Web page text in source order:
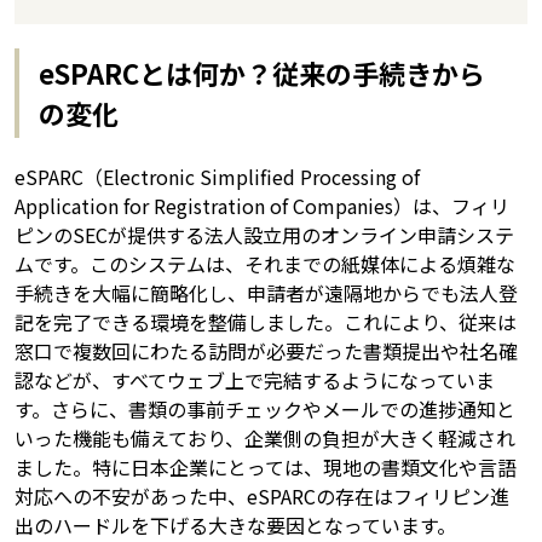
eSPARCとは何か？従来の手続きから
の変化
eSPARC（Electronic Simplified Processing of
Application for Registration of Companies）は、フィリ
ピンのSECが提供する法人設立用のオンライン申請システ
ムです。このシステムは、それまでの紙媒体による煩雑な
手続きを大幅に簡略化し、申請者が遠隔地からでも法人登
記を完了できる環境を整備しました。これにより、従来は
窓口で複数回にわたる訪問が必要だった書類提出や社名確
認などが、すべてウェブ上で完結するようになっていま
す。さらに、書類の事前チェックやメールでの進捗通知と
いった機能も備えており、企業側の負担が大きく軽減され
ました。特に日本企業にとっては、現地の書類文化や言語
対応への不安があった中、eSPARCの存在はフィリピン進
出のハードルを下げる大きな要因となっています。